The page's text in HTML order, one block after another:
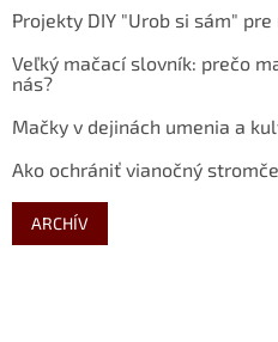
Projekty DIY "Urob si sám"
Veľký mačací slovník: prečo
nás?
Mačky v dejinách umenia a
Ako ochrániť vianočný
ARCHÍV